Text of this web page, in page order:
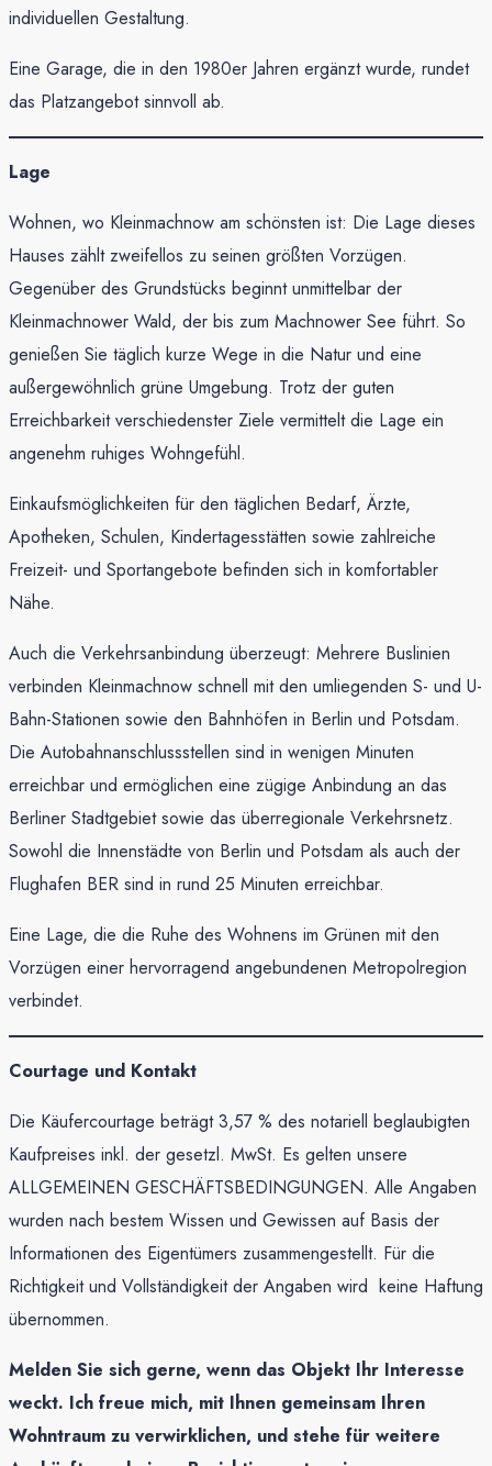
individuellen Gestaltung.
Eine Garage, die in den 1980er Jahren ergänzt wurde, rundet
das Platzangebot sinnvoll ab.
Lage
Wohnen, wo Kleinmachnow am schönsten ist: Die Lage dieses
Hauses zählt zweifellos zu seinen größten Vorzügen.
Gegenüber des Grundstücks beginnt unmittelbar der
Kleinmachnower Wald, der bis zum Machnower See führt. So
genießen Sie täglich kurze Wege in die Natur und eine
außergewöhnlich grüne Umgebung. Trotz der guten
Erreichbarkeit verschiedenster Ziele vermittelt die Lage ein
angenehm ruhiges Wohngefühl.
Einkaufsmöglichkeiten für den täglichen Bedarf, Ärzte,
Apotheken, Schulen, Kindertagesstätten sowie zahlreiche
Freizeit- und Sportangebote befinden sich in komfortabler
Nähe.
Auch die Verkehrsanbindung überzeugt: Mehrere Buslinien
verbinden Kleinmachnow schnell mit den umliegenden S- und U-
Bahn-Stationen sowie den Bahnhöfen in Berlin und Potsdam.
Die Autobahnanschlussstellen sind in wenigen Minuten
erreichbar und ermöglichen eine zügige Anbindung an das
Berliner Stadtgebiet sowie das überregionale Verkehrsnetz.
Sowohl die Innenstädte von Berlin und Potsdam als auch der
Flughafen BER sind in rund 25 Minuten erreichbar.
Eine Lage, die die Ruhe des Wohnens im Grünen mit den
Vorzügen einer hervorragend angebundenen Metropolregion
verbindet.
Courtage und Kontakt
Die Käufercourtage beträgt 3,57 % des notariell beglaubigten
Kaufpreises inkl. der gesetzl. MwSt. Es gelten unsere
ALLGEMEINEN GESCHÄFTSBEDINGUNGEN. Alle Angaben
wurden nach bestem Wissen und Gewissen auf Basis der
Informationen des Eigentümers zusammengestellt. Für die
Richtigkeit und Vollständigkeit der Angaben wird keine Haftung
übernommen.
Melden Sie sich gerne, wenn das Objekt Ihr Interesse
weckt. Ich freue mich, mit Ihnen gemeinsam Ihren
Wohntraum zu verwirklichen, und stehe für weitere